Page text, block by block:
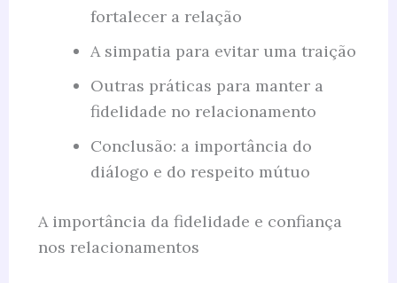
fortalecer a relação
A simpatia para evitar uma traição
Outras práticas para manter a
fidelidade no relacionamento
Conclusão: a importância do
diálogo e do respeito mútuo
A importância da fidelidade e confiança
nos relacionamentos